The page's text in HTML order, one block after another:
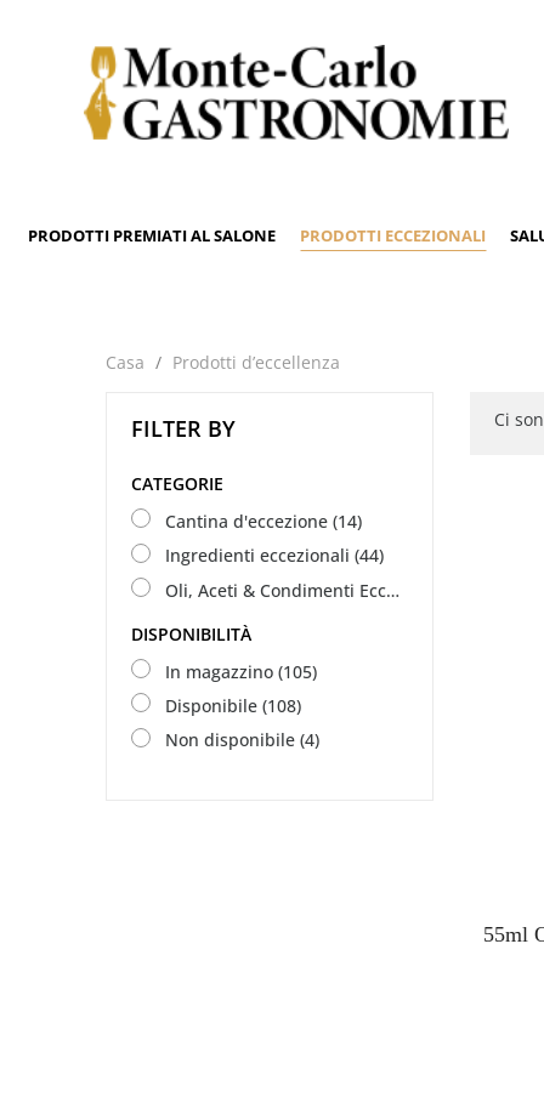
PRODOTTI PREMIATI AL SALONE PRODOTTI ECCEZIONALI
Casa Prodotti d’eccellenza
FILTER BY
CATEGORIE
Cantina d'eccezione (14)
Ingredienti eccezionali (44)
Oli, Aceti & Condimenti Eccezionali
DISPONIBILITÀ
In magazzino (105)
Disponibile (108)
Non disponibile (4)
Ci
55ml